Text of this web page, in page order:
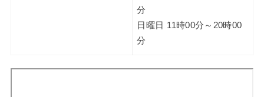
分
日曜日 11時00分～20時00
分